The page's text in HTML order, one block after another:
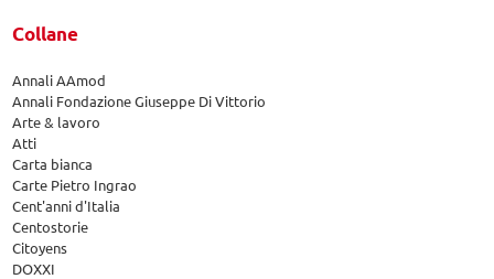
Collane
Annali AAmod
Annali Fondazione Giuseppe Di Vittorio
Arte & lavoro
Atti
Carta bianca
Carte Pietro Ingrao
Cent'anni d'Italia
Centostorie
Citoyens
DOXXI